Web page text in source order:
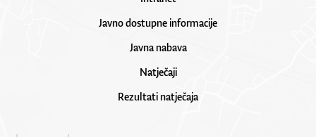
Javno dostupne informacije
Javna nabava
Natječaji
Rezultati natječaja